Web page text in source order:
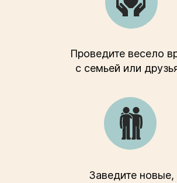
Проведите весело
с семьей или
Заведите новые,